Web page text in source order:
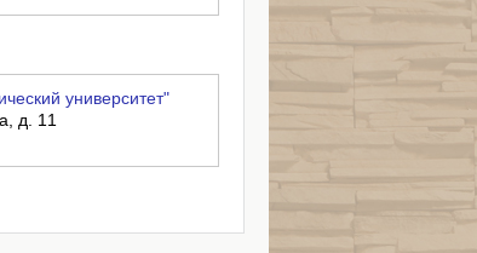
университет"
д. 11